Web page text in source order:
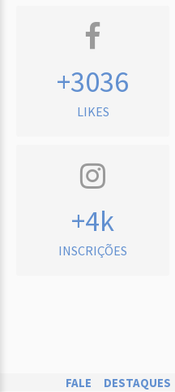
+3036
LIKES
+4k
INSCRIÇÕES
FALE DESTAQUES